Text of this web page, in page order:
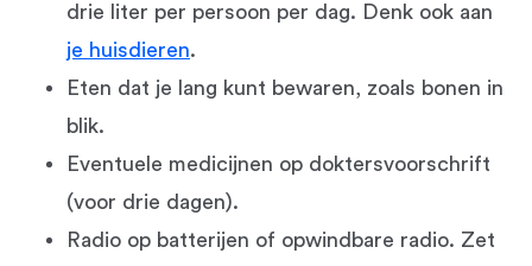
drie liter per persoon per dag. Denk ook aan
je huisdieren.
Eten dat je lang kunt bewaren, zoals bonen in
blik.
Eventuele medicijnen op doktersvoorschrift
(voor drie dagen).
Radio op batterijen of opwindbare radio. Zet